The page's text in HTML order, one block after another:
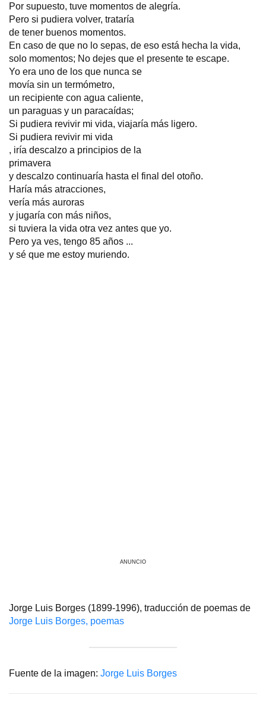
Por supuesto, tuve momentos de alegría.
Pero si pudiera volver, trataría
de tener buenos momentos.
En caso de que no lo sepas, de eso está hecha la vida,
solo momentos; No dejes que el presente te escape.
Yo era uno de los que nunca se
movía sin un termómetro,
un recipiente con agua caliente,
un paraguas y un paracaídas;
Si pudiera revivir mi vida, viajaría más ligero.
Si pudiera revivir mi vida
, iría descalzo a principios de la
primavera
y descalzo continuaría hasta el final del otoño.
Haría más atracciones,
vería más auroras
y jugaría con más niños,
si tuviera la vida otra vez antes que yo.
Pero ya ves, tengo 85 años ...
y sé que me estoy muriendo.
ANUNCIO
Jorge Luis Borges (1899-1996), traducción de poemas de
Jorge Luis Borges, poemas
Fuente de la imagen: Jorge Luis Borges